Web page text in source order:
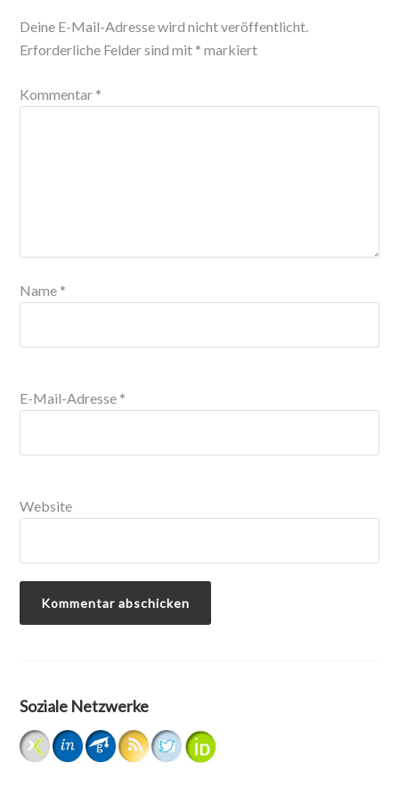
Deine E-Mail-Adresse wird nicht veröffentlicht.
Erforderliche Felder sind mit * markiert
Kommentar *
Name *
E-Mail-Adresse *
Website
Soziale Netzwerke